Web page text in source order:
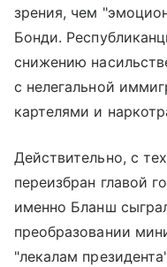
зрения, чем
Бонди.
снижению
с нелегальной
картелями и
Действительно, с
переизбран главой
именно Бланш
преобразовании
"лекалам